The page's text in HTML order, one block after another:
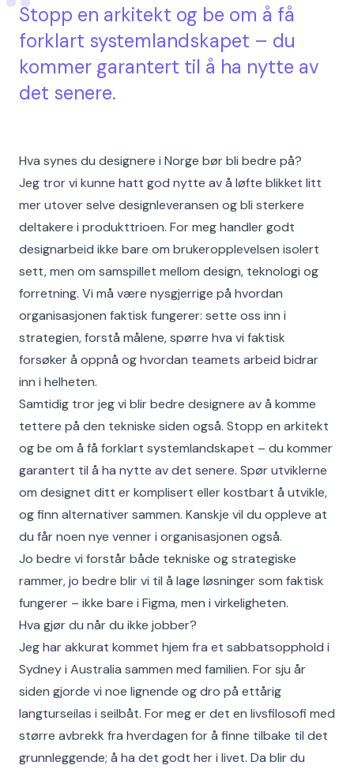
Stopp en arkitekt og be om å få
forklart systemlandskapet – du
kommer garantert til å ha nytte av
det senere.
Hva synes du designere i Norge bør bli bedre på?
Jeg tror vi kunne hatt god nytte av å løfte blikket litt
mer utover selve designleveransen og bli sterkere
deltakere i produkttrioen. For meg handler godt
designarbeid ikke bare om brukeropplevelsen isolert
sett, men om samspillet mellom design, teknologi og
forretning. Vi må være nysgjerrige på hvordan
organisasjonen faktisk fungerer: sette oss inn i
strategien, forstå målene, spørre hva vi faktisk
forsøker å oppnå og hvordan teamets arbeid bidrar
inn i helheten.
Samtidig tror jeg vi blir bedre designere av å komme
tettere på den tekniske siden også. Stopp en arkitekt
og be om å få forklart systemlandskapet – du kommer
garantert til å ha nytte av det senere. Spør utviklerne
om designet ditt er komplisert eller kostbart å utvikle,
og finn alternativer sammen. Kanskje vil du oppleve at
du får noen nye venner i organisasjonen også.
Jo bedre vi forstår både tekniske og strategiske
rammer, jo bedre blir vi til å lage løsninger som faktisk
fungerer – ikke bare i Figma, men i virkeligheten.
Hva gjør du når du ikke jobber?
Jeg har akkurat kommet hjem fra et sabbatsopphold i
Sydney i Australia sammen med familien. For sju år
siden gjorde vi noe lignende og dro på ettårig
langturseilas i seilbåt. For meg er det en livsfilosofi med
større avbrekk fra hverdagen for å finne tilbake til det
grunnleggende; å ha det godt her i livet. Da blir du